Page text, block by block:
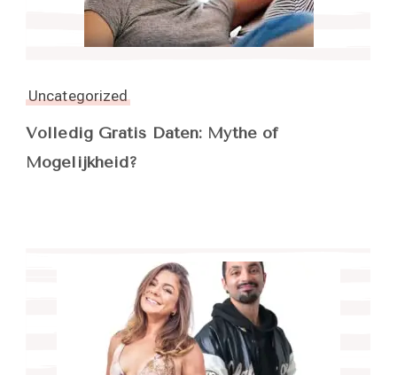
Uncategorized
Volledig Gratis Daten: Mythe of
Mogelijkheid?